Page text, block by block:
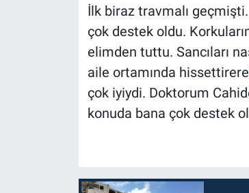
İlk biraz travmalı
çok destek oldu.
elimden tuttu. Sancıları
aile ortamında
çok iyiydi. Doktorum
konuda bana çok destek